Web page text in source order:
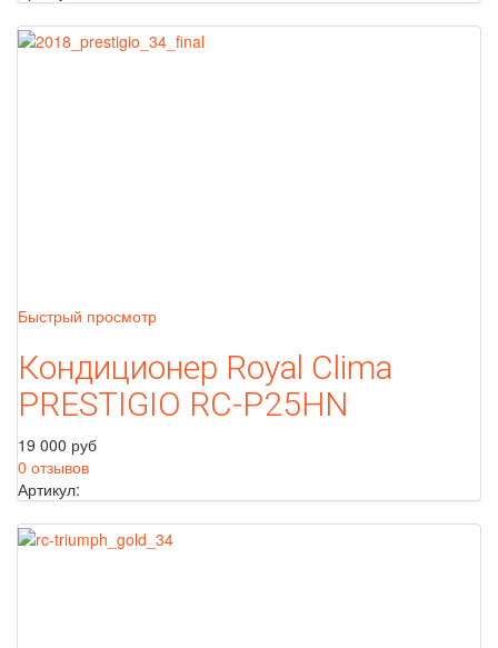
Быстрый просмотр
Кондиционер Royal Clima
PRESTIGIO RC-P25HN
19 000 руб
0 отзывов
Артикул: